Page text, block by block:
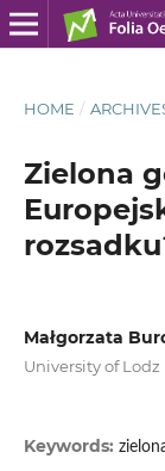
HOME /
Zielona
Małgorzata
University of Lodz
Keywords: